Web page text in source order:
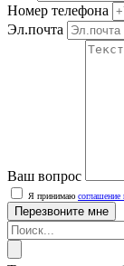
Номер телефона
Эл.почта
Ваш вопрос
Я принимаю